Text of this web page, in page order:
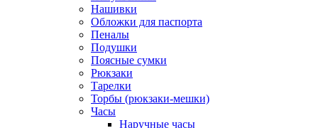
Нашивки
Обложки для паспорта
Пеналы
Подушки
Поясные сумки
Рюкзаки
Тарелки
Торбы (рюкзаки-мешки)
Часы
Наручные часы